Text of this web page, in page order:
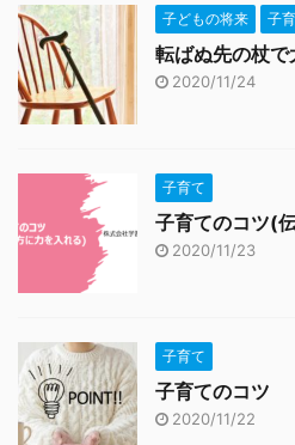
子どもの将来 子
転ばぬ先の杖で
2020/11/24
子育て
子育てのコツ(
2020/11/23
子育て
子育てのコツ
2020/11/22